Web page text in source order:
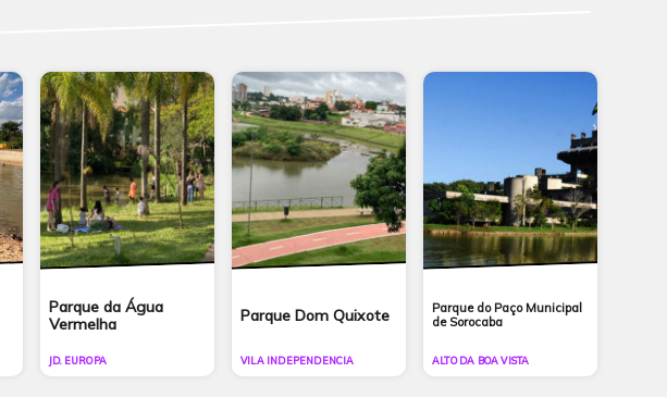
Parque da Água
Vermelha
JD. EUROPA
Parque Dom Quixote
VILA INDEPENDENCIA
Parque do Paço Municipal
de Sorocaba
ALTO DA BOA VISTA